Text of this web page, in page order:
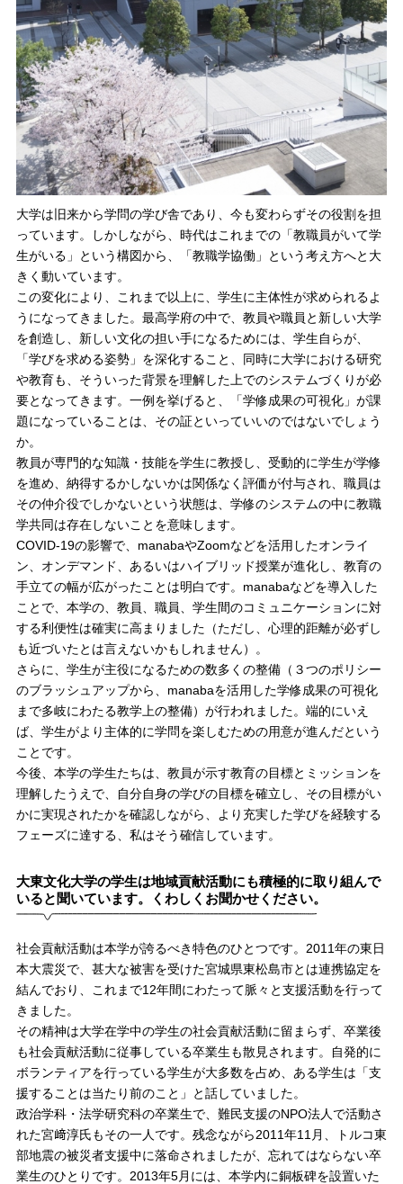
大学は旧来から学問の学び舎であり、今も変わらずその役割を担
っています。しかしながら、時代はこれまでの「教職員がいて学
生がいる」という構図から、「教職学協働」という考え方へと大
きく動いています。
この変化により、これまで以上に、学生に主体性が求められるよ
うになってきました。最高学府の中で、教員や職員と新しい大学
を創造し、新しい文化の担い手になるためには、学生自らが、
「学びを求める姿勢」を深化すること、同時に大学における研究
や教育も、そういった背景を理解した上でのシステムづくりが必
要となってきます。一例を挙げると、「学修成果の可視化」が課
題になっていることは、その証といっていいのではないでしょう
か。
教員が専門的な知識・技能を学生に教授し、受動的に学生が学修
を進め、納得するかしないかは関係なく評価が付与され、職員は
その仲介役でしかないという状態は、学修のシステムの中に教職
学共同は存在しないことを意味します。
COVID-19の影響で、manabaやZoomなどを活用したオンライ
ン、オンデマンド、あるいはハイブリッド授業が進化し、教育の
手立ての幅が広がったことは明白です。manabaなどを導入した
ことで、本学の、教員、職員、学生間のコミュニケーションに対
する利便性は確実に高まりました（ただし、心理的距離が必ずし
も近づいたとは言えないかもしれません）。
さらに、学生が主役になるための数多くの整備（３つのポリシー
のブラッシュアップから、manabaを活用した学修成果の可視化
まで多岐にわたる教学上の整備）が行われました。端的にいえ
ば、学生がより主体的に学問を楽しむための用意が進んだという
ことです。
今後、本学の学生たちは、教員が示す教育の目標とミッションを
理解したうえで、自分自身の学びの目標を確立し、その目標がい
かに実現されたかを確認しながら、より充実した学びを経験する
フェーズに達する、私はそう確信しています。
大東文化大学の学生は地域貢献活動にも積極的に取り組んで
いると聞いています。くわしくお聞かせください。
社会貢献活動は本学が誇るべき特色のひとつです。2011年の東日
本大震災で、甚大な被害を受けた宮城県東松島市とは連携協定を
結んでおり、これまで12年間にわたって脈々と支援活動を行って
きました。
その精神は大学在学中の学生の社会貢献活動に留まらず、卒業後
も社会貢献活動に従事している卒業生も散見されます。自発的に
ボランティアを行っている学生が大多数を占め、ある学生は「支
援することは当たり前のこと」と話していました。
政治学科・法学研究科の卒業生で、難民支援のNPO法人で活動さ
れた宮﨑淳氏もその一人です。残念ながら2011年11月、トルコ東
部地震の被災者支援中に落命されましたが、忘れてはならない卒
業生のひとりです。2013年5月には、本学内に銅板碑を設置いた